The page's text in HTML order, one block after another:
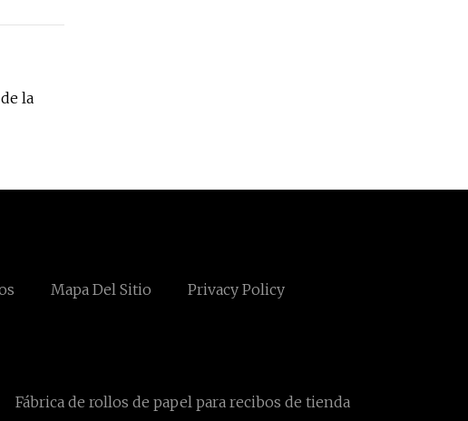
la
Mapa Del Sitio Privacy Policy
Fábrica de rollos de papel para recibos de tienda